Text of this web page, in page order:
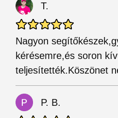
T.
Nagyon
kérésemre,és soron
teljesítették.Köszönet
P. B.